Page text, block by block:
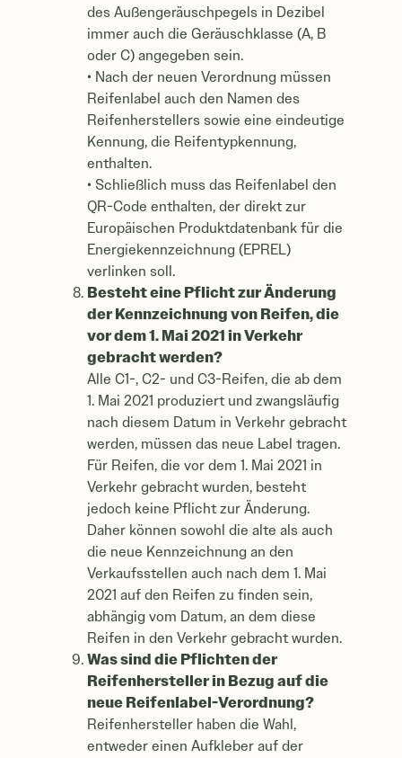
des Außengeräuschpegels in Dezibel
immer auch die Geräuschklasse (A, B
oder C) angegeben sein.
• Nach der neuen Verordnung müssen
Reifenlabel auch den Namen des
Reifenherstellers sowie eine eindeutige
Kennung, die Reifentypkennung,
enthalten.
• Schließlich muss das Reifenlabel den
QR-Code enthalten, der direkt zur
Europäischen Produktdatenbank für die
Energiekennzeichnung (EPREL)
verlinken soll.
Besteht eine Pflicht zur Änderung
der Kennzeichnung von Reifen, die
vor dem 1. Mai 2021 in Verkehr
gebracht werden?
Alle C1-, C2- und C3-Reifen, die ab dem
1. Mai 2021 produziert und zwangsläufig
nach diesem Datum in Verkehr gebracht
werden, müssen das neue Label tragen.
Für Reifen, die vor dem 1. Mai 2021 in
Verkehr gebracht wurden, besteht
jedoch keine Pflicht zur Änderung.
Daher können sowohl die alte als auch
die neue Kennzeichnung an den
Verkaufsstellen auch nach dem 1. Mai
2021 auf den Reifen zu finden sein,
abhängig vom Datum, an dem diese
Reifen in den Verkehr gebracht wurden.
Was sind die Pflichten der
Reifenhersteller in Bezug auf die
neue Reifenlabel-Verordnung?
Reifenhersteller haben die Wahl,
entweder einen Aufkleber auf der